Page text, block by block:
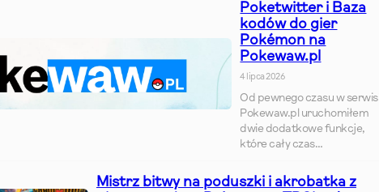
Poketwitter i Baza
kodów do gier
Pokémon na
Pokewaw.pl
4 lipca 2026
Od pewnego czasu w
Pokewaw.pl uruchomiłem
dwie dodatkowe funkcje,
które cały czas…
Mistrz bitwy na poduszki i akrobatka z